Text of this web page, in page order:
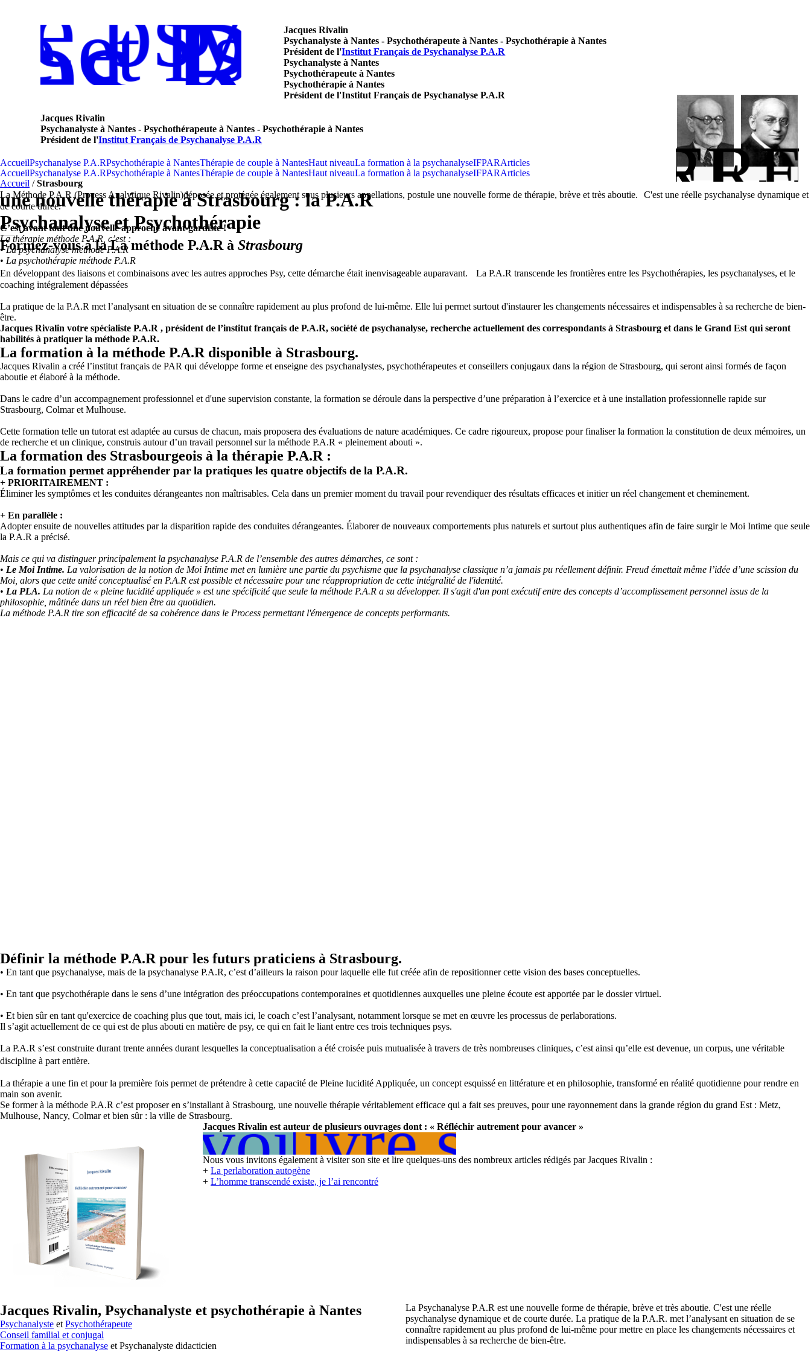
Rivalin
et Psychothérapie
psychanalyse
Jacques Rivalin
Psychanalyste à Nantes - Psychothérapeute à Nantes - Psychothérapie à Nantes
Président de l'Institut Français de Psychanalyse P.A.R
Psychanalyste à Nantes
Psychothérapeute à Nantes
Psychothérapie à Nantes
Président de l'Institut Français de Psychanalyse P.A.R
Jacques Rivalin
Psychanalyste à Nantes - Psychothérapeute à Nantes - Psychothérapie à Nantes
Président de l'Institut Français de Psychanalyse P.A.R
AccueilPsychanalyse P.A.RPsychothérapie à NantesThérapie de couple à NantesHaut niveauLa formation à la psychanalyseIFPARArticles
AccueilPsychanalyse P.A.RPsychothérapie à NantesThérapie de couple à NantesHaut niveauLa formation à la psychanalyseIFPARArticles
Accueil /Strasbourg
une nouvelle thérapie à Strasbourg : la P.A.R
Psychanalyse et Psychothérapie
Formez-vous à la La méthode P.A.R à Strasbourg
La Méthode P.A.R (Process Analytique Rivalin)déposée et protégée également sous plusieurs appellations, postule une nouvelle forme de thérapie, brève et très aboutie. C'est une réelle psychanalyse dynamique et
de courte durée.
C’est avant tout une nouvelle approche avant-gardiste !
La thérapie méthode P.A.R, c’est :
•La psychanalyse méthode P.A.R
• La psychothérapie méthode P.A.R
En développant des liaisons et combinaisons avec les autres approches Psy, cette démarche était inenvisageable auparavant. La P.A.R transcende les frontières entre les Psychothérapies, les psychanalyses, et le
coaching intégralement dépassées
La pratique de la P.A.R met l’analysant en situation de se connaître rapidement au plus profond de lui-même. Elle lui permet surtout d'instaurer les changements nécessaires et indispensables à sa recherche de bien-
être.
Jacques Rivalin votre spécialiste P.A.R , président de l’institut français de P.A.R, société de psychanalyse, recherche actuellement des correspondants à Strasbourg et dans le Grand Est qui seront
habilités à pratiquer la méthode P.A.R.
La formation à la méthode P.A.R disponible à Strasbourg.
Jacques Rivalin a créé l’institut français de PAR qui développe forme et enseigne des psychanalystes, psychothérapeutes et conseillers conjugaux dans la région de Strasbourg, qui seront ainsi formés de façon
aboutie et élaboré à la méthode.
Dans le cadre d’un accompagnement professionnel et d'une supervision constante, la formation se déroule dans la perspective d’une préparation à l’exercice et à une installation professionnelle rapide sur
Strasbourg, Colmar et Mulhouse.
Cette formation telle un tutorat est adaptée au cursus de chacun, mais proposera des évaluations de nature académiques. Ce cadre rigoureux, propose pour finaliser la formation la constitution de deux mémoires, un
de recherche et un clinique, construis autour d’un travail personnel sur la méthode P.A.R « pleinement abouti ».
La formation des Strasbourgeois à la thérapie P.A.R :
La formation permet appréhender par la pratiques les quatre objectifs de la P.A.R.
+ PRIORITAIREMENT :
Éliminer les symptômes et les conduites dérangeantes non maîtrisables. Cela dans un premier moment du travail pour revendiquer des résultats efficaces et initier un réel changement et cheminement.
+ En parallèle :
Adopter ensuite de nouvelles attitudes par la disparition rapide des conduites dérangeantes. Élaborer de nouveaux comportements plus naturels et surtout plus authentiques afin de faire surgir le Moi Intime que seule
la P.A.R a précisé.
Mais ce qui va distinguer principalement la psychanalyse P.A.R de l’ensemble des autres démarches, ce sont :
• Le Moi Intime. La valorisation de la notion de Moi Intime met en lumière une partie du psychisme que la psychanalyse classique n’a jamais pu réellement définir. Freud émettait même l’idée d’une scission du
Moi, alors que cette unité conceptualisé en P.A.R est possible et nécessaire pour une réappropriation de cette intégralité de l'identité.
• La PLA. La notion de « pleine lucidité appliquée » est une spécificité que seule la méthode P.A.R a su développer. Il s'agit d'un pont exécutif entre des concepts d’accomplissement personnel issus de la
philosophie, mâtinée dans un réel bien être au quotidien.
La méthode P.A.R tire son efficacité de sa cohérence dans le Process permettant l'émergence de concepts performants.
Définir la méthode P.A.R pour les futurs praticiens à Strasbourg.
• En tant que psychanalyse, mais de la psychanalyse P.A.R, c’est d’ailleurs la raison pour laquelle elle fut créée afin de repositionner cette vision des bases conceptuelles.
• En tant que psychothérapie dans le sens d’une intégration des préoccupations contemporaines et quotidiennes auxquelles une pleine écoute est apportée par le dossier virtuel.
• Et bien sûr en tant qu'exercice de coaching plus que tout, mais ici, le coach c’est l’analysant, notamment lorsque se met en œuvre les processus de perlaborations.
Il s’agit actuellement de ce qui est de plus abouti en matière de psy, ce qui en fait le liant entre ces trois techniques psys.
La P.A.R s’est construite durant trente années durant lesquelles la conceptualisation a été croisée puis mutualisée à travers de très nombreuses cliniques, c’est ainsi qu’elle est devenue, un corpus, une véritable
discipline à part entière.
La thérapie a une fin et pour la première fois permet de prétendre à cette capacité de Pleine lucidité Appliquée, un concept esquissé en littérature et en philosophie, transformé en réalité quotidienne pour rendre en
main son avenir.
Se former à la méthode P.A.R c’est proposer en s’installant à Strasbourg, une nouvelle thérapie véritablement efficace qui a fait ses preuves, pour une rayonnement dans la grande région du grand Est : Metz,
Mulhouse, Nancy, Colmar et bien sûr : la ville de Strasbourg.
Jacques Rivalin est auteur de plusieurs ouvrages dont : « Réfléchir autrement pour avancer »
En savoir plus
le livre sur Amazon
Nous vous invitons également à visiter son site et lire quelques-uns des nombreux articles rédigés par Jacques Rivalin :
+ La perlaboration autogène
+ L’homme transcendé existe, je l’ai rencontré
Jacques Rivalin, Psychanalyste et psychothérapie à Nantes
Psychanalyste et Psychothérapeute
Conseil familial et conjugal
Formation à la psychanalyse et Psychanalyste didacticien
La Psychanalyse P.A.R est une nouvelle forme de thérapie, brève et très aboutie. C'est une réelle
psychanalyse dynamique et de courte durée. La pratique de la P.A.R. met l’analysant en situation de se
connaître rapidement au plus profond de lui-même pour mettre en place les changements nécessaires et
indispensables à sa recherche de bien-être.